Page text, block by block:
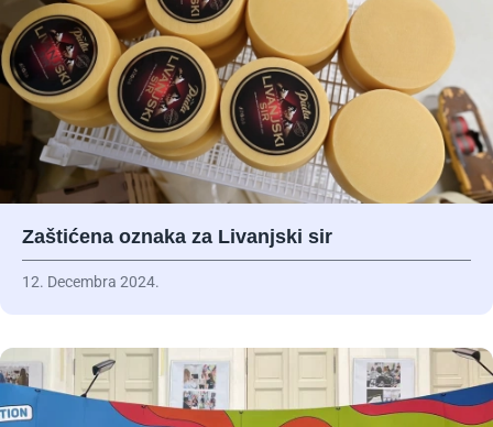
Zaštićena oznaka za Livanjski sir
12. Decembra 2024.